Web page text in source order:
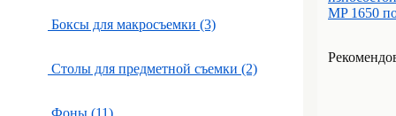
Боксы для макросъемки (3)
Столы для предметной съемки (2)
Фоны (11)
MP 1650